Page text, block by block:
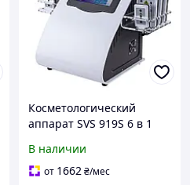
Косметологический
аппарат SVS 919S 6 в 1
(Лазерный липолиз,
Кавитация, RF, Вакуум)
В наличии
от 1662₴/мес